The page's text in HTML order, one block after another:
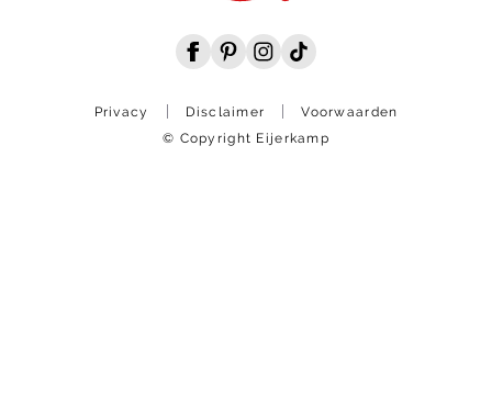
Privacy Disclaimer
Voorwaarden
© Copyright Eijerkamp